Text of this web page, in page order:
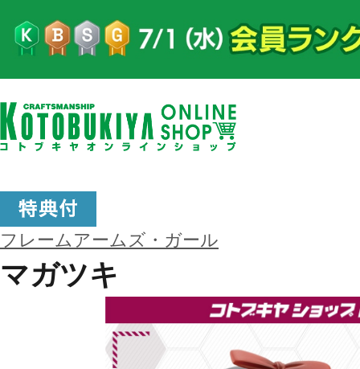
フレームアームズ・ガール
マガツキ